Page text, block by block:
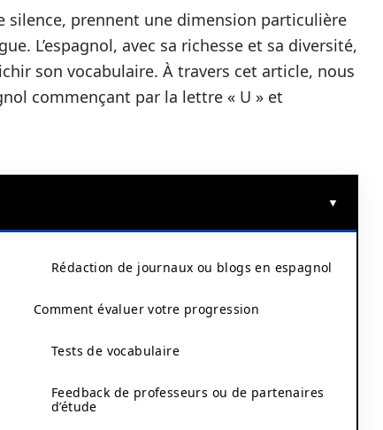
silence, prennent une dimension particulière
L’espagnol, avec sa richesse et sa diversité,
son vocabulaire. À travers cet article, nous
commençant par la lettre « U » et
Rédaction de journaux ou blogs en espagnol
Comment évaluer votre progression
Tests de vocabulaire
Feedback de professeurs ou de partenaires
d’étude